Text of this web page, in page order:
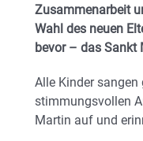
Zusammenarbeit
Wahl des neuen
bevor – das Sankt
Alle Kinder
stimmungsvollen
Martin auf und